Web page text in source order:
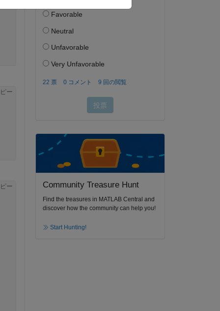
ー
ー Community Treasure Hunt
Find the treasures in MATLAB Central and
discover how the community can help you!
Start Hunting!